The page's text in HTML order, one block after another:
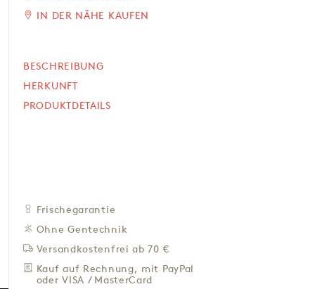
Olivenöl
100 g
ZU DEN FAVORITEN
IN DER NÄHE KAUFEN
BESCHREIBUNG
IN DER NÄHE KAUFEN
BESCHREIBUNG
HERKUNFT
PRODUKTDETAILS
Frischegarantie
Ohne Gentechnik
Versandkostenfrei ab 70 €
Kauf auf Rechnung, mit PayPal
oder VISA / MasterCard